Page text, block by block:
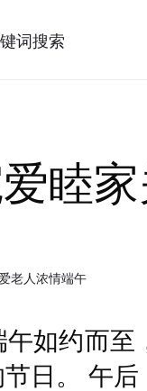
睦
老人浓情端午
如约而
日。 午